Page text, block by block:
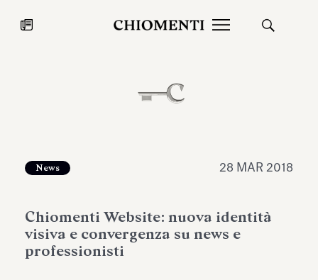
27 LUG 2026
News 28 MAR 2018
Chiomenti Website: nuova identità
visiva e convergenza su news e
professionisti